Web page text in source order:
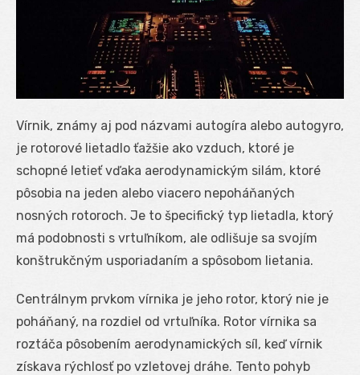
Vírnik, známy aj pod názvami autogíra alebo autogyro,
je rotorové lietadlo ťažšie ako vzduch, ktoré je
schopné letieť vďaka aerodynamickým silám, ktoré
pôsobia na jeden alebo viacero nepoháňaných
nosných rotoroch. Je to špecifický typ lietadla, ktorý
má podobnosti s vrtuľníkom, ale odlišuje sa svojím
konštrukčným usporiadaním a spôsobom lietania.
Centrálnym prvkom vírnika je jeho rotor, ktorý nie je
poháňaný, na rozdiel od vrtuľníka. Rotor vírnika sa
roztáča pôsobením aerodynamických síl, keď vírnik
získava rýchlosť po vzletovej dráhe. Tento pohyb